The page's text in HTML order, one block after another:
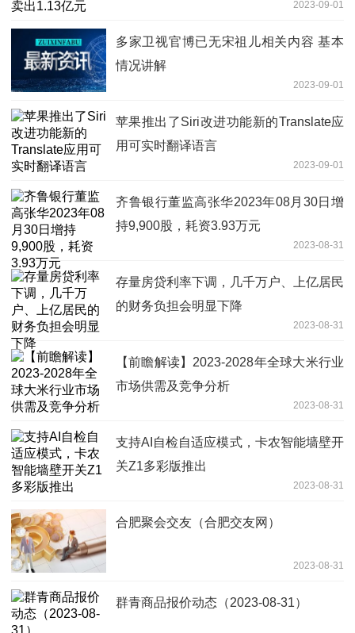
2023-09-01
多家卫视官博已无宋祖儿相关内容 基本
情况讲解
2023-09-01
苹果推出了Siri改进功能新的Translate应
用可实时翻译语言
2023-09-01
齐鲁银行董监高张华2023年08月30日增
持9,900股，耗资3.93万元
2023-08-31
存量房贷利率下调，几千万户、上亿居民
的财务负担会明显下降
2023-08-31
【前瞻解读】2023-2028年全球大米行业
市场供需及竞争分析
2023-08-31
支持AI自检自适应模式，卡农智能墙壁开
关Z1多彩版推出
2023-08-31
合肥聚会交友（合肥交友网）
2023-08-31
群青商品报价动态（2023-08-31）